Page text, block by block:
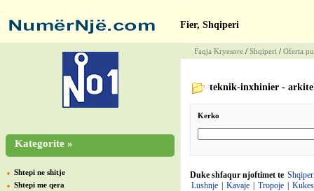
Fier, Shqiperi
Kategorite »
Shtepi ne shitje
Shtepi me qera
Faqja Kryesore / Shqiperi / Oferta
teknik-inxhinier -
Kerko
Duke shfaqur njoftimet te
Lushnje
Kavaje Tropoje Kukes